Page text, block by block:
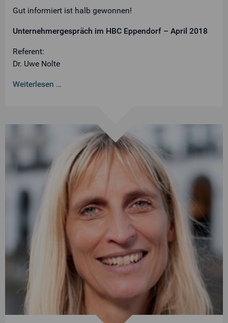
Gut informiert ist halb gewonnen!
Unternehmergespräch im HBC Eppendorf – April 2018
Referent:
Dr. Uwe Nolte
Weiterlesen …